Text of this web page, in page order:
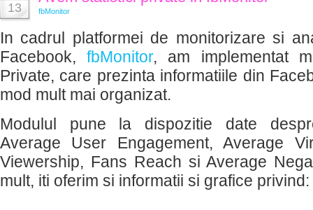
13 fbMonitor
In cadrul platformei de monitorizare si
Facebook,fbMonitor, am implementat
Private, care prezinta informatiile din
mod mult mai organizat.
Modulul pune la dispozitie date
Average User Engagement, Average
Viewership, Fans Reach si Average
mult, iti oferim si informatii si grafice privind: